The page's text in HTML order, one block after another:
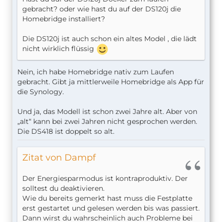
gebracht? oder wie hast du auf der DS120j die
Homebridge installiert?
Die DS120j ist auch schon ein altes Model , die lädt
nicht wirklich flüssig
Nein, ich habe Homebridge nativ zum Laufen
gebracht. Gibt ja mittlerweile Homebridge als App für
die Synology.
Und ja, das Modell ist schon zwei Jahre alt. Aber von
„alt“ kann bei zwei Jahren nicht gesprochen werden.
Die DS418 ist doppelt so alt.
Zitat von Dampf
Der Energiesparmodus ist kontraproduktiv. Der
solltest du deaktivieren.
Wie du bereits gemerkt hast muss die Festplatte
erst gestartet und gelesen werden bis was passiert.
Dann wirst du wahrscheinlich auch Probleme bei